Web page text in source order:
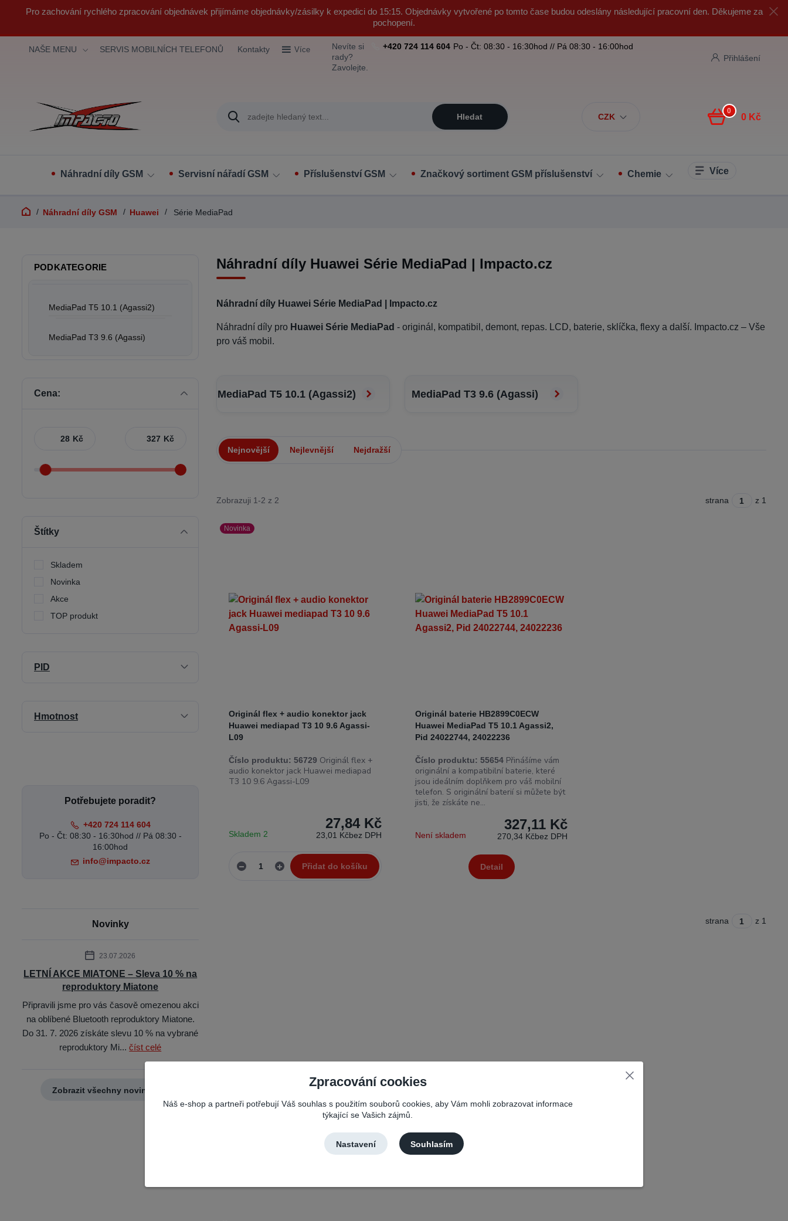
Pro zachování rychlého zpracování objednávek přijímáme objednávky/zásilky k expedici do 15:15. Objednávky vytvořené po tomto čase budou odeslány následující pracovní den. Děkujeme za
pochopení.
NAŠE MENU SERVIS MOBILNÍCH TELEFONŮ Kontakty Více
CZK
Přihlášení
Hledat
Nevíte si
rady?
Zavolejte.
+420 724 114 604 Po - Čt: 08:30 - 16:30hod // Pá 08:30 - 16:00hod
0
0 Kč
Náhradní díly GSM Servisní nářadí GSM Příslušenství GSM Značkový sortiment GSM příslušenství Chemie Více
Náhradní díly GSM Huawei Série MediaPad
Náhradní díly Huawei Série MediaPad | Impacto.cz
Náhradní díly Huawei Série MediaPad | Impacto.cz
Náhradní díly pro Huawei Série MediaPad- originál, kompatibil, demont, repas. LCD, baterie, sklíčka, flexy a další. Impacto.cz – Vše
pro váš mobil.
MediaPad T5 10.1 (Agassi2) MediaPad T3 9.6 (Agassi)
Nejnovější Nejlevnější Nejdražší
Zobrazuji 1-2 z 2 strana z 1
Novinka
Originál flex + audio konektor jack
Huawei mediapad T3 10 9.6 Agassi-
L09
Číslo produktu: 56729 Originál flex +
audio konektor jack Huawei mediapad
T3 10 9.6 Agassi-L09
27,84 Kč
23,01 Kčbez DPH
Skladem 2
Přidat do košíku
Originál baterie HB2899C0ECW
Huawei MediaPad T5 10.1 Agassi2,
Pid 24022744, 24022236
Číslo produktu: 55654Přinášíme vám
originální a kompatibilní baterie, které
jsou ideálním doplňkem pro váš mobilní
telefon. S originální baterií si můžete být
jisti, že získáte ne...
327,11 Kč
270,34 Kčbez DPH
Není skladem
Detail
strana z 1
PODKATEGORIE
MediaPad T5 10.1 (Agassi2)
MediaPad T3 9.6 (Agassi)
Cena:
Kč Kč
Štítky
Skladem
Novinka
Akce
TOP produkt
PID
Hmotnost
Potřebujete poradit?
+420 724 114 604
Po - Čt: 08:30 - 16:30hod // Pá 08:30 -
16:00hod
info@impacto.cz
Novinky
23.07.2026
LETNÍ AKCE MIATONE – Sleva 10 % na
reproduktory Miatone
Připravili jsme pro vás časově omezenou akci
na oblíbené Bluetooth reproduktory Miatone.
Do 31. 7. 2026 získáte slevu 10 % na vybrané
reproduktory Mi...číst celé
Zobrazit všechny novinky
Zpracování cookies
Náš e-shop a partneři potřebují Váš souhlas s použitím souborů cookies, aby Vám mohli zobrazovat informace
týkající se Vašich zájmů.
Nastavení Souhlasím